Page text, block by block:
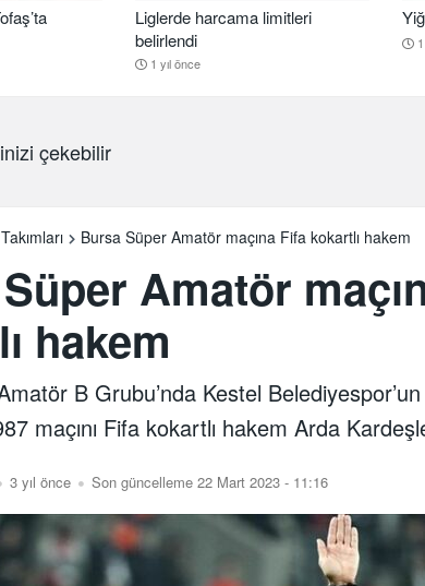
Liglerde harcama limitleri
belirlendi
1 yıl önce
çekebilir
Bursa Süper Amatör maçına Fifa kokartlı hakem
Amatör
hakem
B Grubu’nda Kestel
maçını Fifa kokartlı hakem Arda
3 yıl önce Son güncelleme 22 Mart 2023 - 11:16